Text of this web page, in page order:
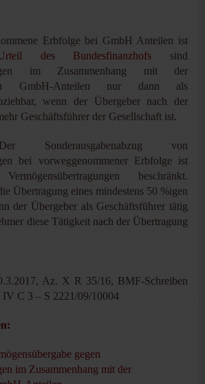
Erbfolge bei GmbH Anteilen ist
des Bundesfinanzhofs sind
im Zusammenhang mit der
GmbH-Anteilen nur dann als
wenn der Übergeber nach der
Geschäftsführer der Gesellschaft ist.
Sonderausgabenabzug von
bei vorweggenommener Erbfolge ist
beschränkt.
Übertragung eines mindestens 50 %igen
der Übergeber als Geschäftsführer tätig
diese Tätigkeit nach der Übertragung
Az. X R 35/16, BMF-Schreiben
C 3 – S 2221/09/10004
gegen
im Zusammenhang mit der